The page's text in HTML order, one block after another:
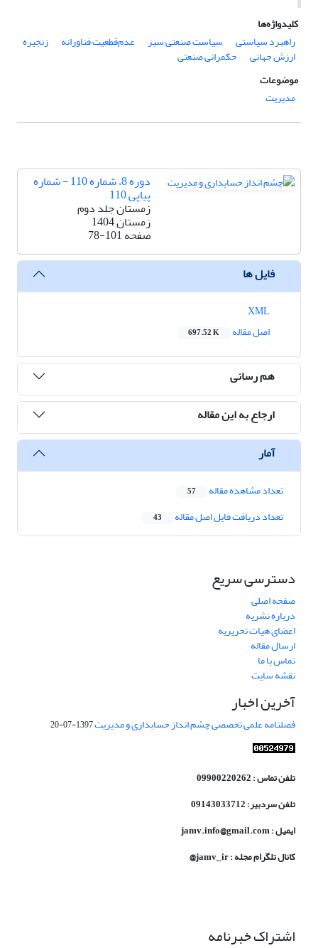
کلیدواژه‌ها
راهبرد سیاستی
سیاست صنعتی سبز عدم‌قطعیت فناورانه زنجیره
ارزش جهانی
حکمرانی صنعتی
موضوعات
مدیریت
دوره 8، شماره 110 - شماره
پیاپی 110
زمستان جلد دوم
زمستان 1404
صفحه78-101
فایل ها
اصل مقاله
697.52 K
هم رسانی
ارجاع به این مقاله
آمار
تعداد مشاهده مقاله 57
تعداد دریافت فایل اصل مقاله 43
دسترسی سریع
صفحه اصلی
درباره نشریه
اعضای هیات تحریریه
ارسال مقاله
تماس با ما
نقشه سایت
آخرین اخبار
فصلنامه علمی تخصصی چشم انداز حسابداری و مدیریت1397-07-20
تلفن تماس : 09900220262
تلفن سردبیر: 09143033712
ایمیل : jamv.info@gmail.com
کانال تلگرام مجله : jamv_ir@
اشتراک خبرنامه